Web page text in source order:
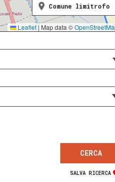
Leaflet | Map data ©
Comune limitrofo
SALVA RICERCA